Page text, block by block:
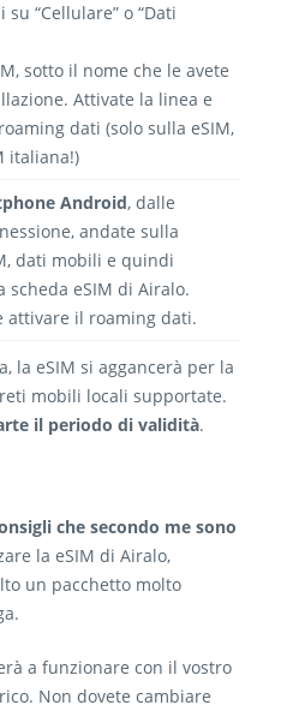
“Cellulare” o “Dati
sotto il nome che le avete
Attivate la linea e
dati (solo sulla eSIM,
italiana!)
Android, dalle
andate sulla
dati mobili e quindi
scheda eSIM di Airalo.
attivare il roaming dati.
la eSIM si aggancerà per la
mobili locali supportate.
il periodo di validità.
che secondo me sono
la eSIM di Airalo,
un pacchetto molto
a funzionare con il vostro
Non dovete cambiare